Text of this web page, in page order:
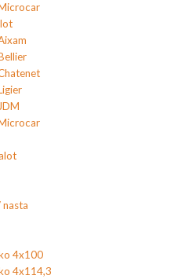
nasta
4x100
4x114,3